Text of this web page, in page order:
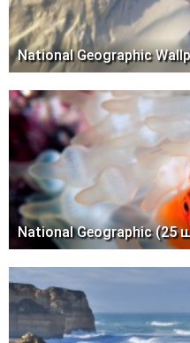
National Geographic
National Geographic (25